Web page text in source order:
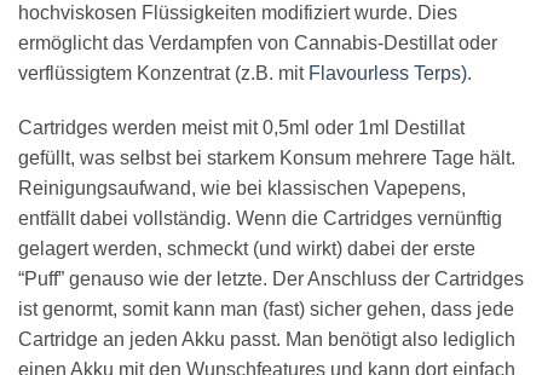
hochviskosen Flüssigkeiten modifiziert wurde. Dies
ermöglicht das Verdampfen von Cannabis-Destillat oder
verflüssigtem Konzentrat (z.B. mit Flavourless Terps).
Cartridges werden meist mit 0,5ml oder 1ml Destillat
gefüllt, was selbst bei starkem Konsum mehrere Tage hält.
Reinigungsaufwand, wie bei klassischen Vapepens,
entfällt dabei vollständig. Wenn die Cartridges vernünftig
gelagert werden, schmeckt (und wirkt) dabei der erste
“Puff” genauso wie der letzte. Der Anschluss der Cartridges
ist genormt, somit kann man (fast) sicher gehen, dass jede
Cartridge an jeden Akku passt. Man benötigt also lediglich
einen Akku mit den Wunschfeatures und kann dort einfach